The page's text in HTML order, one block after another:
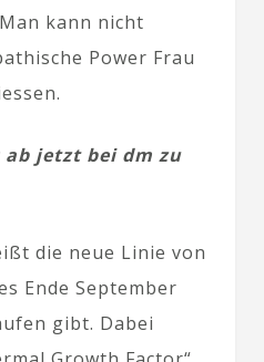
kann nicht
Power Frau
jetzt bei dm zu
die neue Linie von
Ende September
gibt. Dabei